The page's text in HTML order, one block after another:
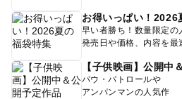
お得いっぱい！2026
早い者勝ち！数量限定の
発売日や価格、内容を最
【子供映画】公開中
パウ・パトロールや
アンパンマンの人気作